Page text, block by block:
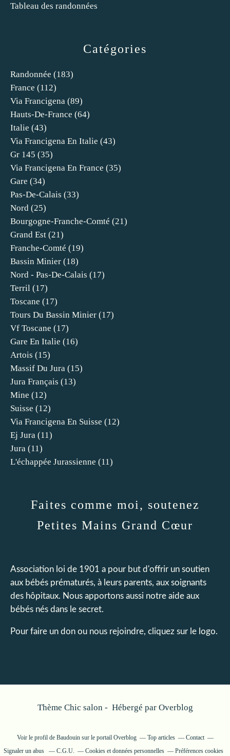
Catégories
Randonnée (183)
France (112)
Via Francigena (89)
Hauts-De-France (64)
Italie (43)
Via Francigena En Italie (43)
Gr 145 (35)
Via Francigena En France (35)
Gare (34)
Pas-De-Calais (33)
Nord (25)
Bourgogne-Franche-Comté (21)
Grand Est (21)
Franche-Comté (19)
Bassin Minier (18)
Nord - Pas-De-Calais (17)
Terril (17)
Toscane (17)
Tours Du Bassin Minier (17)
Vf Toscane (17)
Gare En Italie (16)
Artois (15)
Massif Du Jura (15)
Jura Français (13)
Mine (12)
Suisse (12)
Via Francigena En Suisse (12)
Ej Jura (11)
Jura (11)
L'échappée Jurassienne (11)
Tableau des randonnées
Faites comme moi, soutenez
Petites Mains Grand Cœur
Association loi de 1901 a pour but d'offrir un soutien
aux bébés prématurés, à leurs parents, aux soignants
des hôpitaux. Nous apportons aussi notre aide aux
bébés nés dans le secret.
Pour faire un don ou nous rejoindre, cliquez sur le logo.
Thème Chic salon - Hébergé par Overblog
Voir le profil de Baudouinsur le portail Overblog Top articles
Contact
Signaler un abus
C.G.U. Cookies et données personnelles Préférences cookies